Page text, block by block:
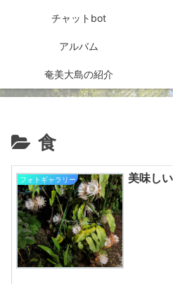
チャットbot
アルバム
奄美大島の紹介
食
フォトギャラリー 美味し